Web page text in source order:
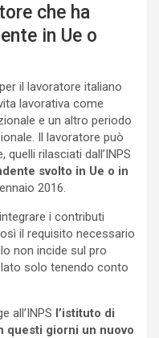
che ha
in Ue o
il lavoratore italiano
lavorativa come
e un altro periodo
Il lavoratore può
rilasciati dall’INPS
svolto in Ue o in
2016.
i contributi
il requisito necessario
non incide sul pro
solo tenendo conto
all’INPS l’istituto di
questi giorni un nuovo